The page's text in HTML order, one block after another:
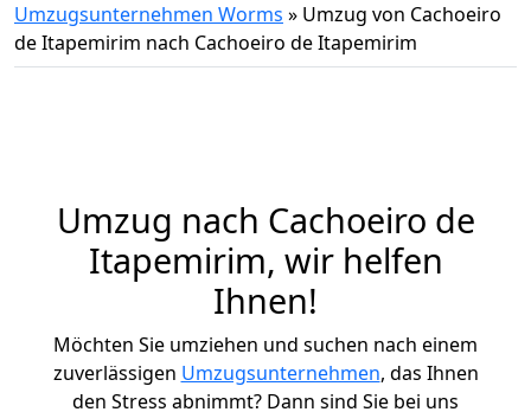
Umzugsunternehmen Worms » Umzug von Cachoeiro
de Itapemirim nach Cachoeiro de Itapemirim
Umzug nach Cachoeiro de
Itapemirim, wir helfen
Ihnen!
Möchten Sie umziehen und suchen nach einem
zuverlässigen Umzugsunternehmen, das Ihnen
den Stress abnimmt? Dann sind Sie bei uns